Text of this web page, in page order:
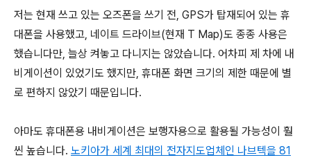
저는 현재 쓰고 있는 오즈폰을 쓰기 전, GPS가 탑재되어 있는 휴
대폰을 사용했고, 네이트 드라이브(현재 T Map)도 종종 사용은
했습니다만, 늘상 켜놓고 다니지는 않았습니다. 어차피 제 차에 내
비게이션이 있었기도 했지만, 휴대폰 화면 크기의 제한 때문에 별
로 편하지 않았기 때문입니다.
아마도 휴대폰용 내비게이션은 보행자용으로 활용될 가능성이 훨
씬 높습니다. 노키아가 세계 최대의 전자지도업체인 나브텍을 81